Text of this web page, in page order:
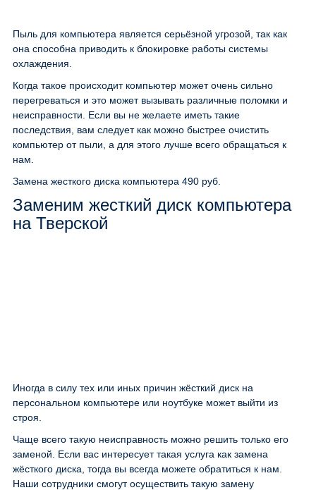
Пыль для компьютера является серьёзной угрозой, так как
она способна приводить к блокировке работы системы
охлаждения.
Когда такое происходит компьютер может очень сильно
перегреваться и это может вызывать различные поломки и
неисправности. Если вы не желаете иметь такие
последствия, вам следует как можно быстрее очистить
компьютер от пыли, а для этого лучше всего обращаться к
нам.
Замена жесткого диска компьютера 490 руб.
Заменим жесткий диск компьютера
на Тверской
Иногда в силу тех или иных причин жёсткий диск на
персональном компьютере или ноутбуке может выйти из
строя.
Чаще всего такую неисправность можно решить только его
заменой. Если вас интересует такая услуга как замена
жёсткого диска, тогда вы всегда можете обратиться к нам.
Наши сотрудники смогут осуществить такую замену